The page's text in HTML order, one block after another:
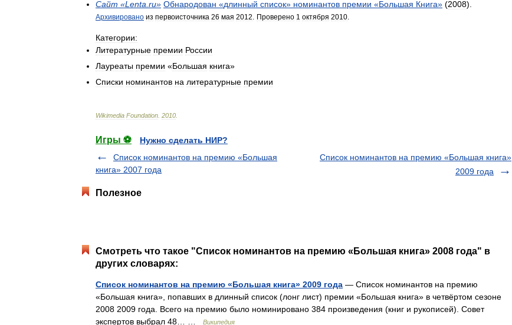
Сайт «Lenta ru» Обнародован «длинный список» номинантов премии «Большая Книга» (2008).
Архивировано из первоисточника 26 мая 2012 Проверено 1 октября 2010
Категории:
Литературные премии России
Лауреаты премии «Большая книга»
Списки номинантов на литературные премии
Wikimedia Foundation 2010
Игры ⚽
Нужно сделать НИР?
Список номинантов на премию «Большая
книга» 2007 года
Список номинантов на премию «Большая книга»
2009 года
Полезное
Смотреть что такое "Список номинантов на премию «Большая книга» 2008 года" в
других словарях:
Список номинантов на премию «Большая книга» 2009 года — Список номинантов на премию
«Большая книга», попавших в длинный список (лонг лист) премии «Большая книга» в четвёртом сезоне
2008 2009 года. Всего на премию было номинировано 384 произведения (книг и рукописей). Совет
экспертов выбрал 48… …
Википедия